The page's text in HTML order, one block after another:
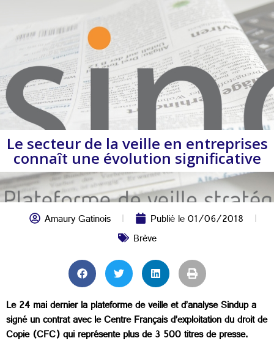
Le secteur de la veille en entreprises
connaît une évolution significative
Amaury Gatinois Publié le01/06/2018
Brève
Le 24 mai dernier la plateforme de veille et d’analyse Sindup a
signé un contrat avec le Centre Français d’exploitation du droit de
Copie (CFC) qui représente plus de 3 500 titres de presse.